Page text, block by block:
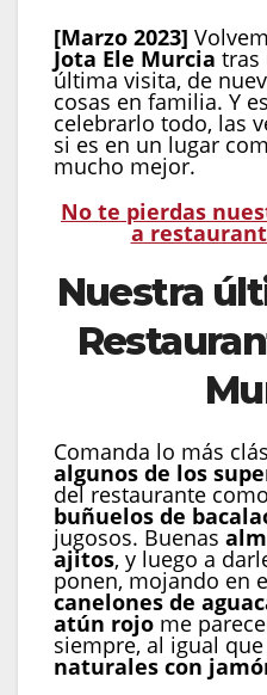
[Marzo 2023]
Jota Ele Murcia tras
última visita, de
cosas en familia. Y
celebrarlo todo, las
si es en un lugar
mucho mejor.
No te pierdas
a
Nuestra
Comanda lo más
algunos de los
del restaurante
buñuelos de
jugosos. Buenas
ajitos, y luego a
ponen, mojando en
canelones de
atún rojo me
siempre, al igual
naturales con